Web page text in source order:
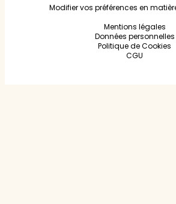
Modifier vos préférences en
Mentions légales
Données personnelles
Politique de Cookies
CGU